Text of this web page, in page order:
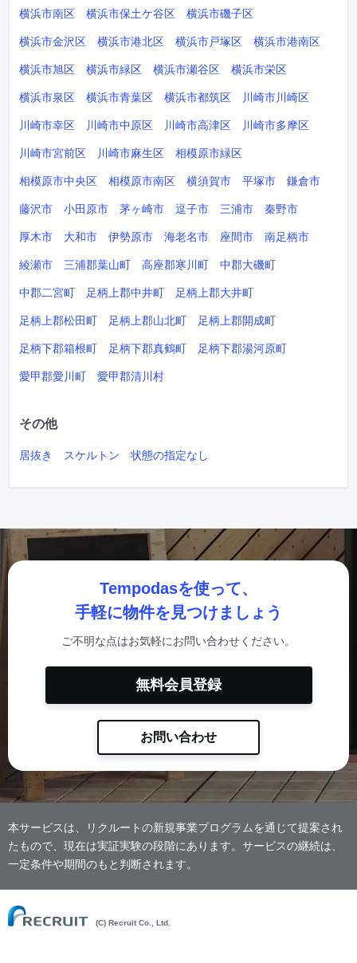
横浜市南区 横浜市保土ケ谷区 横浜市磯子区
横浜市金沢区 横浜市港北区 横浜市戸塚区 横浜市港南区
横浜市旭区 横浜市緑区 横浜市瀬谷区 横浜市栄区
横浜市泉区 横浜市青葉区 横浜市都筑区 川崎市川崎区
川崎市幸区 川崎市中原区 川崎市高津区 川崎市多摩区
川崎市宮前区 川崎市麻生区 相模原市緑区
相模原市中央区 相模原市南区 横須賀市 平塚市 鎌倉市
藤沢市 小田原市 茅ヶ崎市 逗子市 三浦市 秦野市
厚木市 大和市 伊勢原市 海老名市 座間市 南足柄市
綾瀬市 三浦郡葉山町 高座郡寒川町 中郡大磯町
中郡二宮町 足柄上郡中井町 足柄上郡大井町
足柄上郡松田町 足柄上郡山北町 足柄上郡開成町
足柄下郡箱根町 足柄下郡真鶴町 足柄下郡湯河原町
愛甲郡愛川町 愛甲郡清川村
その他
居抜き スケルトン 状態の指定なし
Tempodasを使って、
手軽に物件を見つけましょう
ご不明な点はお気軽にお問い合わせください。
無料会員登録
お問い合わせ
本サービスは、リクルートの新規事業プログラムを通じて提案され
たもので、現在は実証実験の段階にあります。サービスの継続は、
一定条件や期間のもと判断されます。
(C) Recruit Co., Ltd.